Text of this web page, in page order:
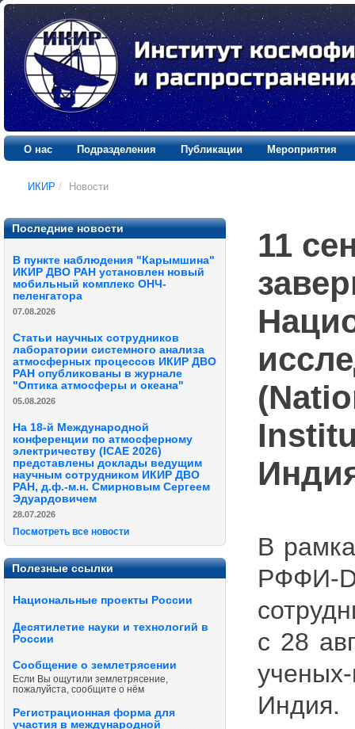
О нас Подразделения Публикации Мероприятия
ИКИР / Новости
Последние новости
В пункте наблюдения "Карымшина"
ИКИР ДВО РАН установлен новый
мобильный комплекс ОНЧ-
пеленгатора
07.08.2026
Статьи научных сотрудников
лаборатории системного анализа
атмосферных процессов ИКИР ДВО
РАН опубликованы в журнале
"Оптика атмосферы и океана"
05.08.2026
На 18-й Международной
конференции по атмосферному
электричеству (ICAE 2026)
представлены доклады ведущим
научным сотрудником ИКИР ДВО
РАН, д.ф.-м.н. Смирновым Сергеем
Эдуардовичем
28.07.2026
Посмотреть все новости
Полезные ссылки
Национальные проекты России
Десятилетие науки и технологий в
России
Сообщение о землетрясении
Если Вы ощутили землетрясение,
пожалуйста, сообщите о нём
Регистрационная форма для
участия в международной
11
В
РФФИ-
с 28
Индия.